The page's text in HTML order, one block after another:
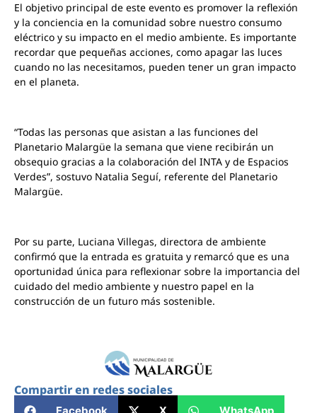
El objetivo principal de este evento es promover la reflexión
y la conciencia en la comunidad sobre nuestro consumo
eléctrico y su impacto en el medio ambiente. Es importante
recordar que pequeñas acciones, como apagar las luces
cuando no las necesitamos, pueden tener un gran impacto
en el planeta.
“Todas las personas que asistan a las funciones del
Planetario Malargüe la semana que viene recibirán un
obsequio gracias a la colaboración del INTA y de Espacios
Verdes”, sostuvo Natalia Seguí, referente del Planetario
Malargüe.
Por su parte, Luciana Villegas, directora de ambiente
confirmó que la entrada es gratuita y remarcó que es una
oportunidad única para reflexionar sobre la importancia del
cuidado del medio ambiente y nuestro papel en la
construcción de un futuro más sostenible.
Compartir en redes sociales